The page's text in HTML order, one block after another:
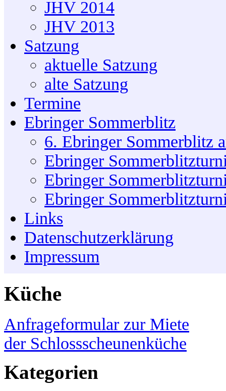
JHV 2014
JHV 2013
Satzung
aktuelle Satzung
alte Satzung
Termine
Ebringer Sommerblitz
6. Ebringer Sommerblitz
Ebringer
Ebringer
Ebringer
Links
Datenschutzerklärung
Impressum
Küche
Anfrageformular zur Miete
der Schlossscheunenküche
Kategorien